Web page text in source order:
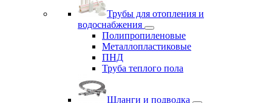
Трубы для отопления и
водоснабжения
Полипропиленовые
Металлопластиковые
ПНД
Труба теплого пола
Шланги и подводка